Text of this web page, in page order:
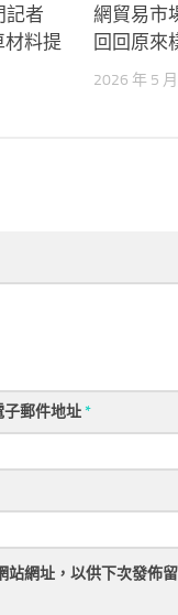
記者
材料提
網貿易市
回回原來
2026 年 5
子郵件地址*
網址，以供下次發佈